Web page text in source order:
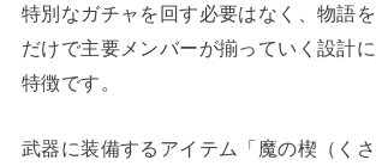
特別なガチャを回す必要はなく、物語
だけで主要メンバーが揃っていく設計
特徴です。
武器に装備するアイテム「魔の楔（く